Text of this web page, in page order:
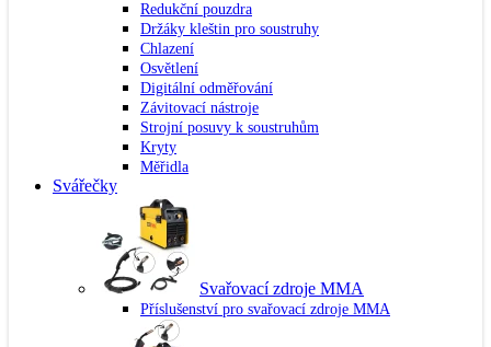
Redukční pouzdra
Držáky kleštin pro soustruhy
Chlazení
Osvětlení
Digitální odměřování
Závitovací nástroje
Strojní posuvy k soustruhům
Kryty
Měřidla
Svářečky
Svařovací zdroje MMA
Příslušenství pro svařovací zdroje MMA